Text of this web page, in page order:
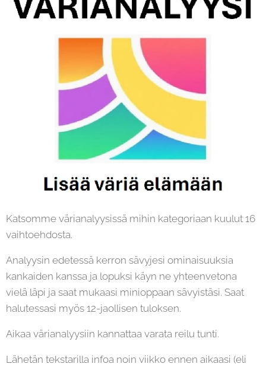
Katsomme värianalyysissä mihin kategoriaan kuulut 16
vaihtoehdosta.
Analyysin edetessä kerron sävyjesi ominaisuuksia
kankaiden kanssa ja lopuksi käyn ne yhteenvetona
vielä läpi ja saat mukaasi minioppaan sävyistäsi. Saat
halutessasi myös 12-jaollisen tuloksen.
Aikaa värianalyysiin kannattaa varata reilu tunti.
Lähetän tekstarilla infoa noin viikko ennen aikaasi (eli